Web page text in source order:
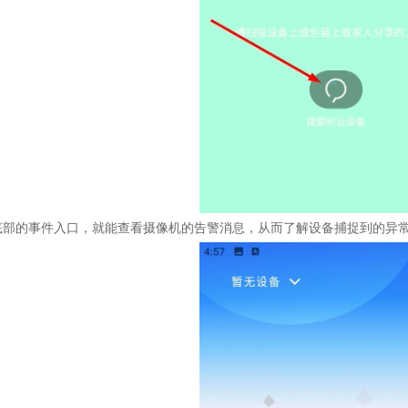
的事件入口，就能查看摄像机的告警消息，从而了解设备捕捉到的异